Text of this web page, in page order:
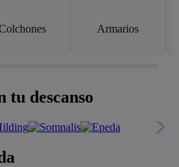
Armarios
tu descanso